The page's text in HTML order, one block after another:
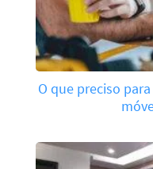
O que preciso